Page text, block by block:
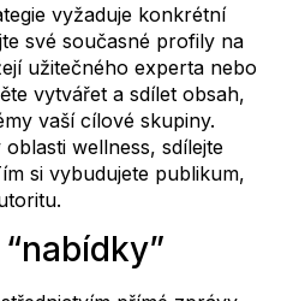
vyžaduje konkrétní
své současné profily na
užitečného experta nebo
vytvářet a sdílet obsah,
vaší cílové skupiny.
wellness, sdílejte
si vybudujete publikum,